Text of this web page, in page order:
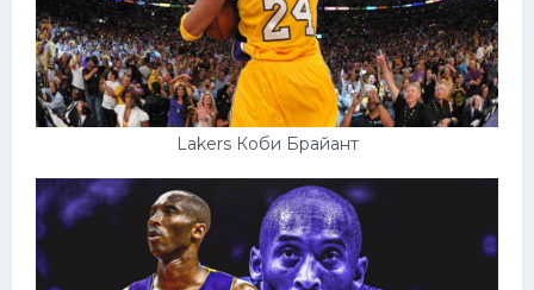
Lakers Коби Брайант